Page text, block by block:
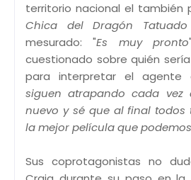
territorio nacional el también
Chica del Dragón Tatuado
mesurado: "Es muy pronto
cuestionado sobre quién
para interpretar el agente
siguen atrapando cada vez
nuevo y sé que al final todos
la mejor película que
Sus coprotagonistas no